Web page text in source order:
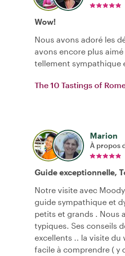
Wow!
Nous avons adoré les
avons encore plus
tellement sympathique
The 10 Tastings of
Marion
À propos
Guide exceptionnelle,
Notre visite avec
guide sympathique et
petits et grands . Nous
typiques. Ses conseils
excellents .. la visite du
facile à comprendre ( y